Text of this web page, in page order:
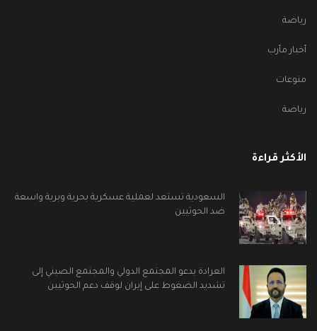
رياضة
أخبار مأرب
منوعات
رياضة
الأكثر قراءة
السعودية تستعد لعملية عسكرية بحرية وبرية واسعة
ضد الحوثيين
العرادة يدعو المجتمع الدولي والمجتمع الصيني إلى
تشديد الضغوط على إيران لوقف دعم الحوثيين